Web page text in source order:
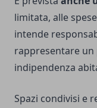
limitata, alle
intende
rappresentare un
indipendenza
Spazi condivisi e